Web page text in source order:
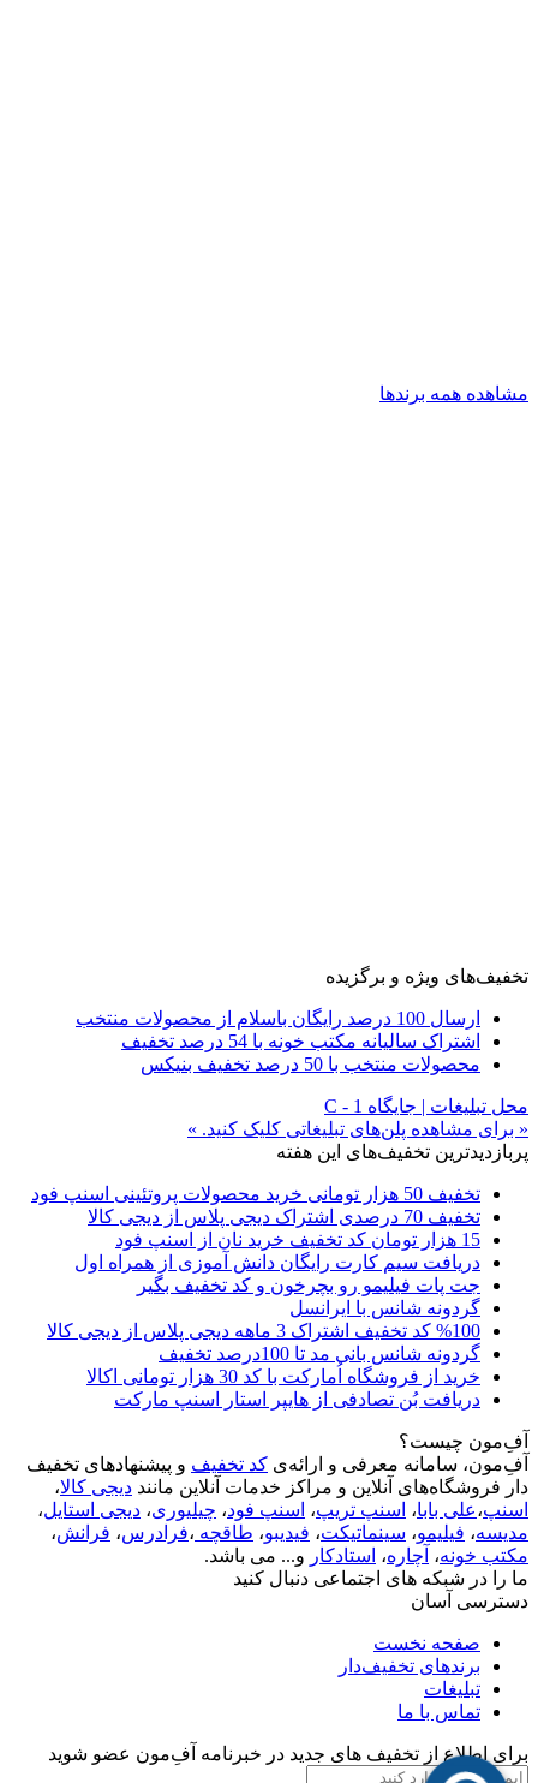
مشاهده همه برندها
تخفیف‌های ویژه و برگزیده
ارسال 100 درصد رایگان باسلام از محصولات منتخب
اشتراک سالیانه مکتب خونه با 54 درصد تخفیف
محصولات منتخب با 50 درصد تخفیف بنیکس
محل تبلیغات | جایگاه C - 1
« برای مشاهده پلن‌های تبلیغاتی کلیک کنید. »
پربازدیدترین تخفیف‌های این هفته
تخفیف 50 هزار تومانی خرید محصولات پروتئینی اسنپ فود
تخفیف 70 درصدی اشتراک دیجی پلاس از دیجی کالا
15 هزار تومان کد تخفیف خرید نان از اسنپ فود
دریافت سیم کارت رایگان دانش آموزی از همراه اول
جت پات فیلیمو رو بچرخون و کد تخفیف بگیر
گردونه شانس با ایرانسل
%100 کد تخفیف اشتراک 3 ماهه دیجی پلاس از دیجی کالا
گردونه شانس بانی مد تا 100درصد تخفیف
خرید از فروشگاه اُمارکت با کد 30 هزار تومانی اکالا
دریافت بُن تصادفی از هایپر استار اسنپ مارکت
آفِ‌مون چیست؟
آفِ‌مون، سامانه معرفی و ارائه‌ی کد تخفیف و پیشنهادهای تخفیف
دار فروشگاه‌های آنلاین و مراکز خدمات آنلاین مانند دیجی کالا،
اسنپ،علی بابا، اسنپ تریپ، اسنپ فود، چیلیوری، دیجی استایل،
مدیسه، فیلیمو، سینماتیکت، فیدیبو، طاقچه ،فرادرس، فرانش،
مکتب خونه، آچاره، استادکار و... می باشد.
ما را در شبکه های اجتماعی دنبال کنید
دسترسی آسان
صفحه نخست
برندهای تخفیف‌دار
تبلیغات
تماس با ما
برای اطلاع از تخفیف های جدید در خبرنامه آفِ‌مون عضو شوید